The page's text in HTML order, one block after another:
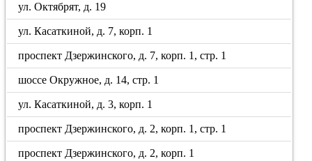
ул. Октябрят, д. 19
ул. Касаткиной, д. 7, корп. 1
проспект Дзержинского, д. 7, корп. 1, стр. 1
шоссе Окружное, д. 14, стр. 1
ул. Касаткиной, д. 3, корп. 1
проспект Дзержинского, д. 2, корп. 1, стр. 1
проспект Дзержинского, д. 2, корп. 1